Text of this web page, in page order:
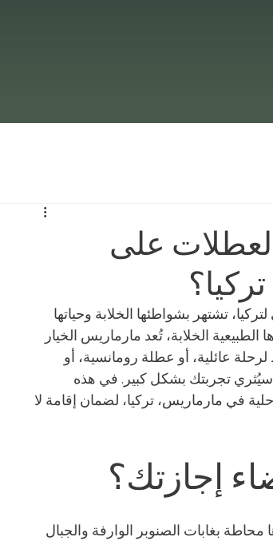
على
تشتهر بشواطئها الخلابة وحياتها
الطبيعية الخلابة، تُعد مارماريس الخيار
عائلية، أو عطلة رومانسية، أو
تجربتك بشكل كبير. في هذه
في مارماريس، تركيا، لضمان إقامة لا
إجازتك؟
بغابات الصنوبر الوارفة والجبال